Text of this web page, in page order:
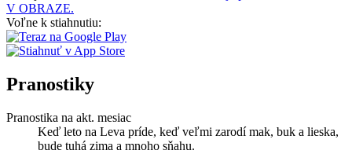
V OBRAZE.
Voľne k stiahnutiu:
Pranostiky
Pranostika na akt. mesiac
Keď leto na Leva príde, keď veľmi zarodí mak, buk a lieska,
bude tuhá zima a mnoho sňahu.